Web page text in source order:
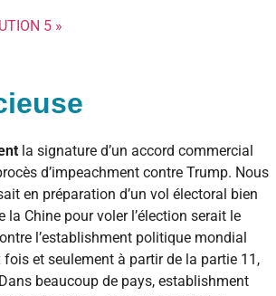
5 »
la signature d’un accord commercial
d’impeachment contre Trump. Nous
en préparation d’un vol électoral bien
Chine pour voler l’élection serait le
l’establishment politique mondial
fois et seulement à partir de la partie 11,
beaucoup de pays, establishment